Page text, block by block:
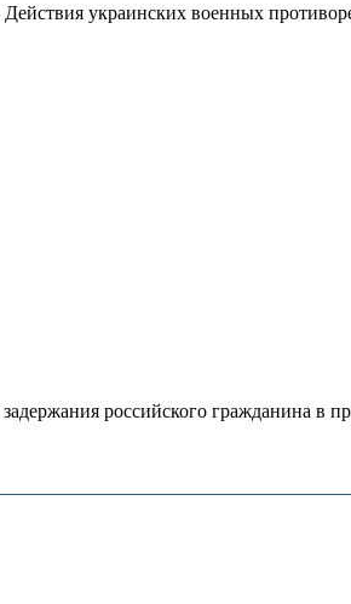
украинских военных
российского гражданина в